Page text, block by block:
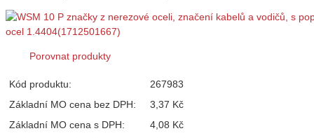
Porovnat produkty
Kód produktu:
267983
Základní MO cena bez DPH:
3,37 Kč
Základní MO cena s DPH:
4,08 Kč